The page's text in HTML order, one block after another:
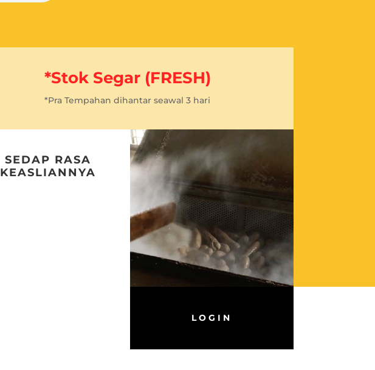
*Stok Segar (FRESH)
*Pra Tempahan dihantar seawal 3 hari
SEDAP RASA
KEASLIANNYA
LOGIN